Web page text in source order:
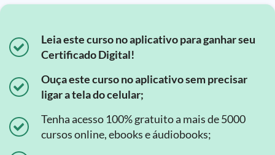
Leia este curso no aplicativo para ganhar seu
Certificado Digital!
Ouça este curso no aplicativo sem precisar
ligar a tela do celular;
Tenha acesso 100% gratuito a mais de 5000
cursos online, ebooks e áudiobooks;